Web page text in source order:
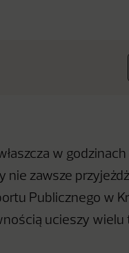
w
nie zawsze
Publicznego w
ucieszy